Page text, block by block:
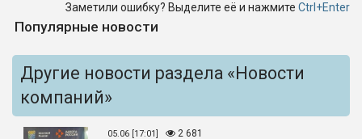
Заметили ошибку? Выделите её и нажмите Ctrl+Enter
Популярные новости
Другие новости раздела «Новости
компаний»
05.06 [17:01] 2 681